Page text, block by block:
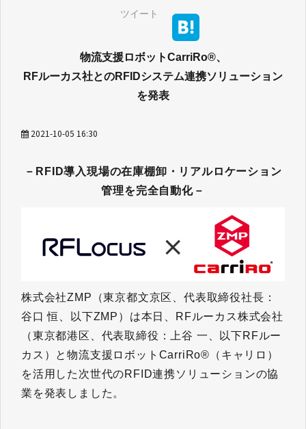
ツイート
物流支援ロボットCarriRo®、
RFルーカス社とのRFIDシステム連携ソリューション
2021-10-05 16:30
－RFID導入現場の在庫棚卸・リアルロケーション
管理を完全自動化－
株式会社ZMP（東京都文京区、代表取締役社長：
谷口 恒、以下ZMP）は本日、RFルーカス株式会社
（東京都港区、代表取締役：上谷 一、以下RFルー
カス）と物流支援ロボットCarriRo®（キャリロ）
を活用した次世代のRFID連携ソリューションの協
業を発表しました。